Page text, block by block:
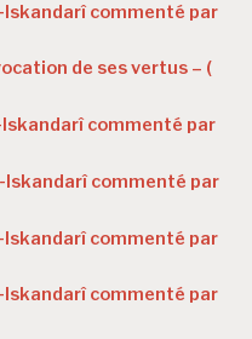
Iskandarî commenté par
de ses vertus – (
Iskandarî commenté par
Iskandarî commenté par
Iskandarî commenté par
Iskandarî commenté par